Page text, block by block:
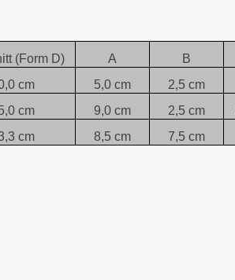
(Form D) A B
cm
5,0 cm 2,5 cm
cm
9,0 cm 2,5 cm
cm
8,5 cm 7,5 cm